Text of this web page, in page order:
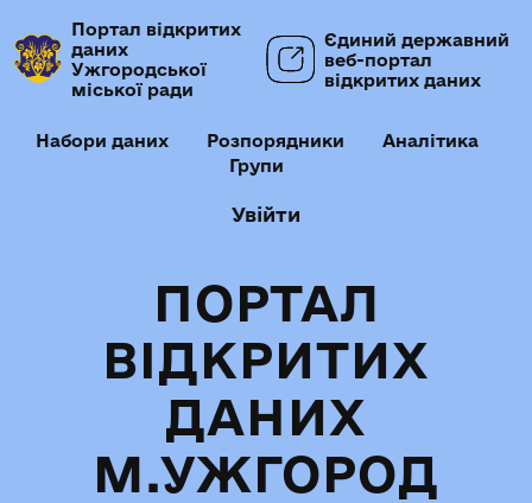
Портал відкритих
даних
Ужгородської
міської ради
Єдиний державний
веб-портал
відкритих даних
Набори даних Розпорядники
Аналітика
Групи
Увійти
ПОРТАЛ
ВІДКРИТИХ
ДАНИХ
М.УЖГОРОД